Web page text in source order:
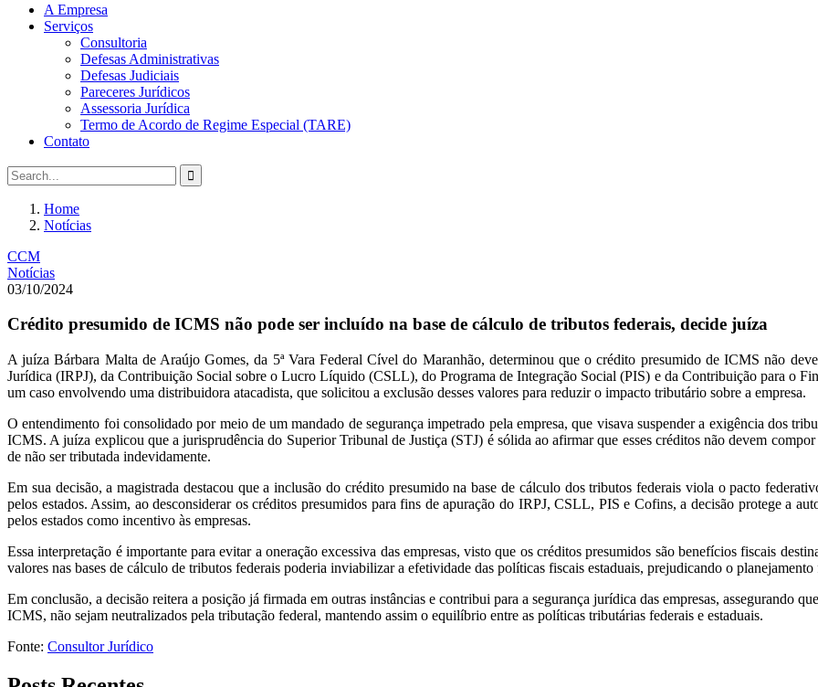
A Empresa
Serviços
Consultoria
Defesas Administrativas
Defesas Judiciais
Pareceres Jurídicos
Assessoria Jurídica
Termo de Acordo de Regime Especial (TARE)
Contato
Home
Notícias
CCM
Notícias
03/10/2024
Crédito presumido de ICMS não pode ser incluído na base de cálculo de tributos federais, decide juíza
A juíza Bárbara Malta de Araújo Gomes, da 5ª Vara Federal Cível do Maranhão, determinou que o crédito presumido de ICMS não
Jurídica (IRPJ), da Contribuição Social sobre o Lucro Líquido (CSLL), do Programa de Integração Social (PIS) e da Contribuição para o
um caso envolvendo uma distribuidora atacadista, que solicitou a exclusão desses valores para reduzir o impacto tributário sobre a empresa.
O entendimento foi consolidado por meio de um mandado de segurança impetrado pela empresa, que visava suspender a exigência dos
ICMS. A juíza explicou que a jurisprudência do Superior Tribunal de Justiça (STJ) é sólida ao afirmar que esses créditos não devem
de não ser tributada indevidamente.
Em sua decisão, a magistrada destacou que a inclusão do crédito presumido na base de cálculo dos tributos federais viola o pacto
pelos estados. Assim, ao desconsiderar os créditos presumidos para fins de apuração do IRPJ, CSLL, PIS e Cofins, a decisão protege a
pelos estados como incentivo às empresas.
Essa interpretação é importante para evitar a oneração excessiva das empresas, visto que os créditos presumidos são benefícios fiscais
valores nas bases de cálculo de tributos federais poderia inviabilizar a efetividade das políticas fiscais estaduais, prejudicando o
Em conclusão, a decisão reitera a posição já firmada em outras instâncias e contribui para a segurança jurídica das empresas, assegurando
ICMS, não sejam neutralizados pela tributação federal, mantendo assim o equilíbrio entre as políticas tributárias federais e estaduais.
Fonte: Consultor Jurídico